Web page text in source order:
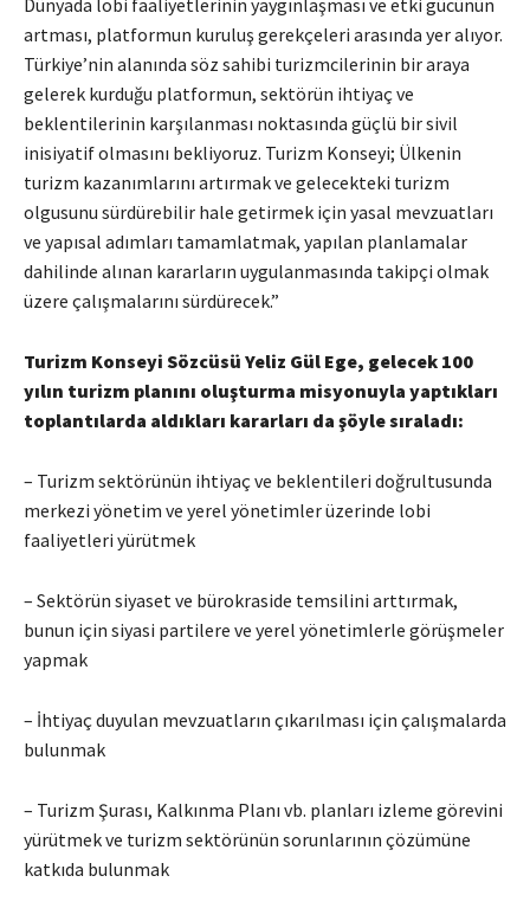
Dünyada lobi faaliyetlerinin yaygınlaşması ve etki gücünün
artması, platformun kuruluş gerekçeleri arasında yer alıyor.
Türkiye’nin alanında söz sahibi turizmcilerinin bir araya
gelerek kurduğu platformun, sektörün ihtiyaç ve
beklentilerinin karşılanması noktasında güçlü bir sivil
inisiyatif olmasını bekliyoruz. Turizm Konseyi; Ülkenin
turizm kazanımlarını artırmak ve gelecekteki turizm
olgusunu sürdürebilir hale getirmek için yasal mevzuatları
ve yapısal adımları tamamlatmak, yapılan planlamalar
dahilinde alınan kararların uygulanmasında takipçi olmak
üzere çalışmalarını sürdürecek.”
Turizm Konseyi Sözcüsü Yeliz Gül Ege, gelecek 100
yılın turizm planını oluşturma misyonuyla yaptıkları
toplantılarda aldıkları kararları da şöyle sıraladı:
– Turizm sektörünün ihtiyaç ve beklentileri doğrultusunda
merkezi yönetim ve yerel yönetimler üzerinde lobi
faaliyetleri yürütmek
– Sektörün siyaset ve bürokraside temsilini arttırmak,
bunun için siyasi partilere ve yerel yönetimlerle görüşmeler
yapmak
– İhtiyaç duyulan mevzuatların çıkarılması için çalışmalarda
bulunmak
– Turizm Şurası, Kalkınma Planı vb. planları izleme görevini
yürütmek ve turizm sektörünün sorunlarının çözümüne
katkıda bulunmak